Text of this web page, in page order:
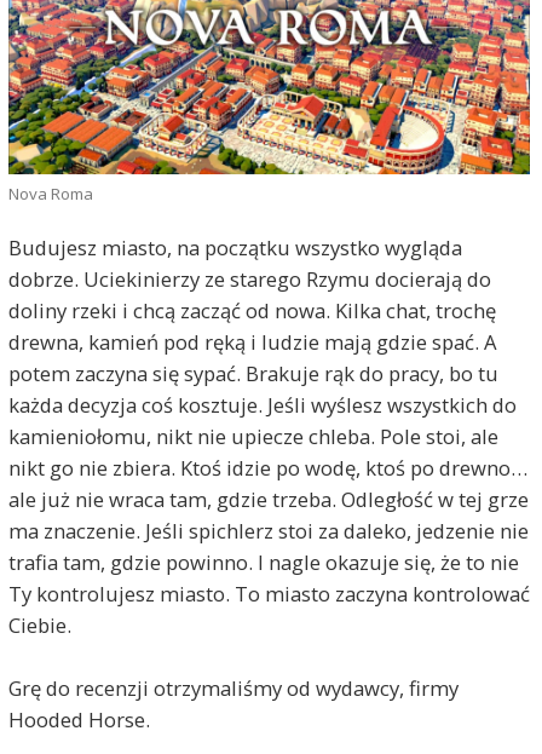
Nova Roma
Budujesz miasto, na początku wszystko wygląda
dobrze. Uciekinierzy ze starego Rzymu docierają do
doliny rzeki i chcą zacząć od nowa. Kilka chat, trochę
drewna, kamień pod ręką i ludzie mają gdzie spać. A
potem zaczyna się sypać. Brakuje rąk do pracy, bo tu
każda decyzja coś kosztuje. Jeśli wyślesz wszystkich do
kamieniołomu, nikt nie upiecze chleba. Pole stoi, ale
nikt go nie zbiera. Ktoś idzie po wodę, ktoś po drewno…
ale już nie wraca tam, gdzie trzeba. Odległość w tej grze
ma znaczenie. Jeśli spichlerz stoi za daleko, jedzenie nie
trafia tam, gdzie powinno. I nagle okazuje się, że to nie
Ty kontrolujesz miasto. To miasto zaczyna kontrolować
Ciebie.
Grę do recenzji otrzymaliśmy od wydawcy, firmy
Hooded Horse.